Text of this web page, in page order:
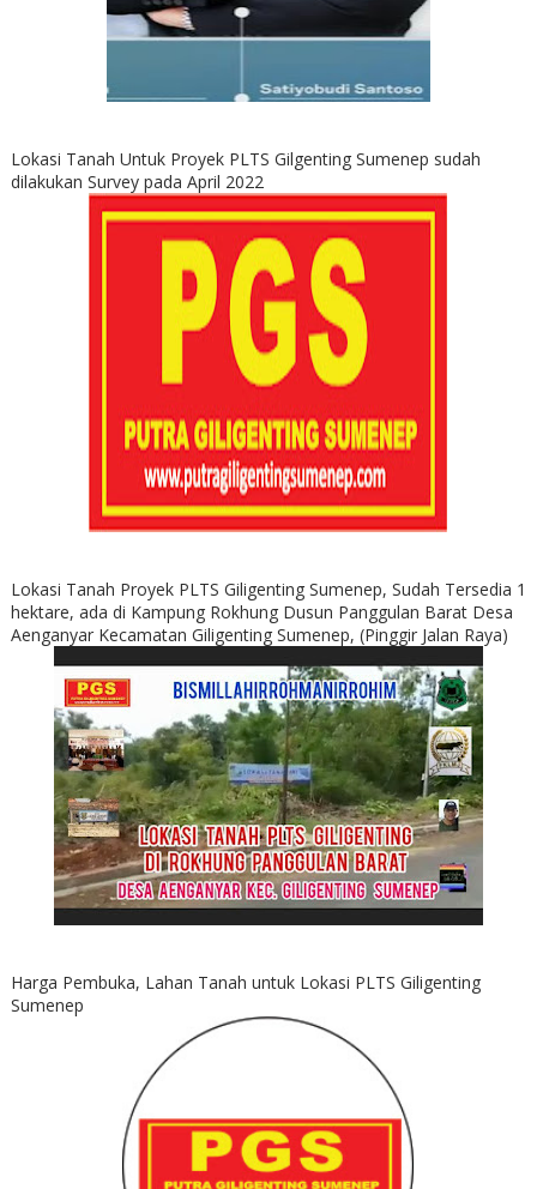
Lokasi Tanah Untuk Proyek PLTS Gilgenting Sumenep sudah
dilakukan Survey pada April 2022
Lokasi Tanah Proyek PLTS Giligenting Sumenep, Sudah Tersedia 1
hektare, ada di Kampung Rokhung Dusun Panggulan Barat Desa
Aenganyar Kecamatan Giligenting Sumenep, (Pinggir Jalan Raya)
Harga Pembuka, Lahan Tanah untuk Lokasi PLTS Giligenting
Sumenep